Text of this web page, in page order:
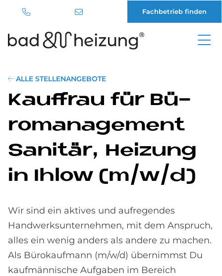
Inhalt
Fachbetrieb finden
ALLE STELLENANGEBOTE
Kauf­frau für Bü­
ro­ma­nage­ment
Sa­ni­tär, Hei­zung
in Ihlow (m/w/d)
Wir sind ein aktives und aufregendes
Handwerksunternehmen, mit dem Anspruch,
alles ein wenig anders als andere zu machen.
Als Bürokaufmann (m/w/d) übernimmst Du
kaufmännische Aufgaben im Bereich